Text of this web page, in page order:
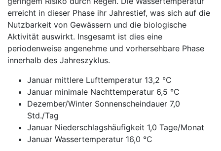
erreicht in dieser Phase ihr Jahrestief, was sich auf die
Nutzbarkeit von Gewässern und die biologische
Aktivität auswirkt. Insgesamt ist dies eine
periodenweise angenehme und vorhersehbare Phase
innerhalb des Jahreszyklus.
Januar mittlere Lufttemperatur 13,2 °C
Januar minimale Nachttemperatur 6,5 °C
Dezember/Winter Sonnenscheindauer 7,0
Std./Tag
Januar Niederschlagshäufigkeit 1,0 Tage/Monat
Januar Wassertemperatur 16,0 °C